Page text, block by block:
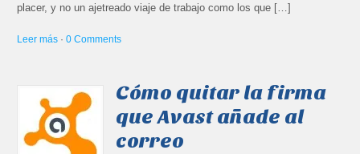
placer, y no un ajetreado viaje de trabajo como los que […]
Leer más ·0 Comments
Cómo quitar la firma
que Avast añade al
correo